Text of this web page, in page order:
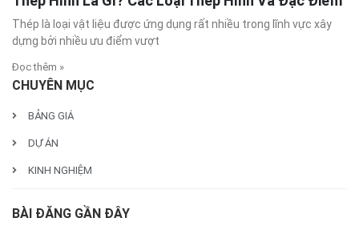
Thép là loại vật liệu được ứng dụng rất nhiều trong lĩnh vực xây
dựng bởi nhiều ưu điểm vượt
Đọc thêm »
CHUYÊN MỤC
BẢNG GIÁ
DỰ ÁN
KINH NGHIỆM
BÀI ĐĂNG GẦN ĐÂY